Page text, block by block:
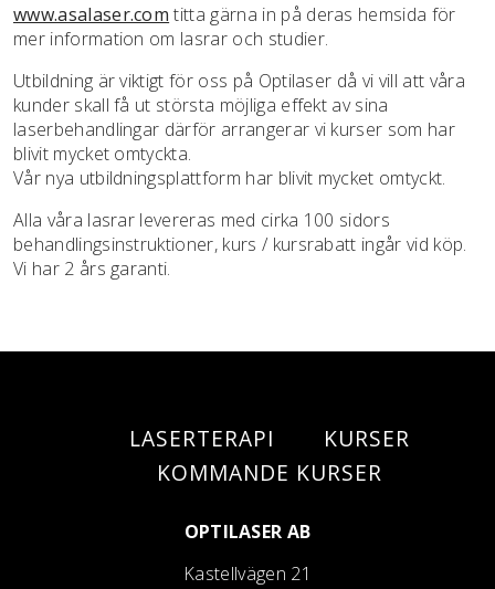
www.asalaser.com titta gärna in på deras hemsida för
mer information om lasrar och studier.
Utbildning är viktigt för oss på Optilaser då vi vill att våra
kunder skall få ut största möjliga effekt av sina
laserbehandlingar därför arrangerar vi kurser som har
blivit mycket omtyckta.
Vår nya utbildningsplattform har blivit mycket omtyckt.
Alla våra lasrar levereras med cirka 100 sidors
behandlingsinstruktioner, kurs / kursrabatt ingår vid köp.
Vi har 2 års garanti.
LASERTERAPI
KURSER
KOMMANDE KURSER
OPTILASER AB
Kastellvägen 21